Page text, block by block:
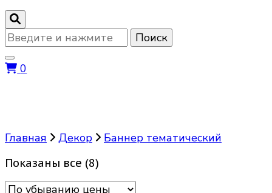
Ищите
что-
то?0
Главная Декор Баннер тематический
Показаны все (8)